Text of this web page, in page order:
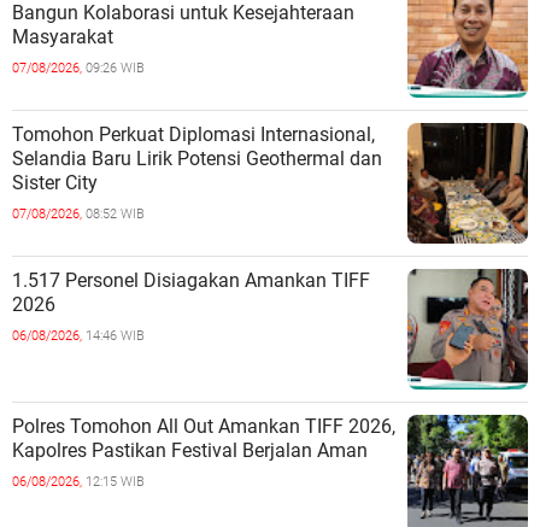
Bangun Kolaborasi untuk Kesejahteraan
Masyarakat
07/08/2026, 09:26 WIB
Tomohon Perkuat Diplomasi Internasional,
Selandia Baru Lirik Potensi Geothermal dan
Sister City
07/08/2026, 08:52 WIB
1.517 Personel Disiagakan Amankan TIFF
2026
06/08/2026, 14:46 WIB
Polres Tomohon All Out Amankan TIFF 2026,
Kapolres Pastikan Festival Berjalan Aman
06/08/2026, 12:15 WIB